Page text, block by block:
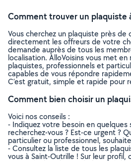
Comment trouver un plaquiste
Vous cherchez un plaquiste près de
directement les offreurs de votre
demande auprès de tous les
localisation. AlloVoisins vous met
plaquistes, professionnels et
capables de vous répondre
C’est gratuit, simple et rapide pour
Comment bien choisir un
Voici nos conseils :
- Indiquez votre besoin en quelques
recherchez-vous ? Est-ce urgent ?
particulier ou professionnel,
- Consultez la liste de tous les
vous à Saint-Outrille ! Sur leur profil,